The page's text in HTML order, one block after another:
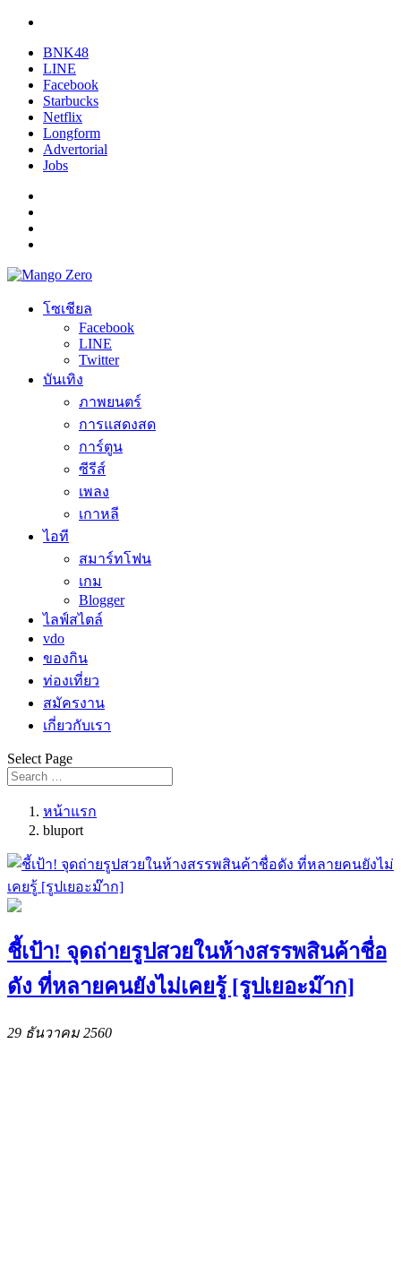
BNK48
LINE
Facebook
Starbucks
Netflix
Longform
Advertorial
Jobs
โซเชียล
Facebook
LINE
Twitter
บันเทิง
ภาพยนตร์
การแสดงสด
การ์ตูน
ซีรีส์
เพลง
เกาหลี
ไอที
สมาร์ทโฟน
เกม
Blogger
ไลฟ์สไตล์
vdo
ของกิน
ท่องเที่ยว
สมัครงาน
เกี่ยวกับเรา
Select Page
หน้าแรก
bluport
ชี้เป้า! จุดถ่ายรูปสวยในห้างสรรพสินค้าชื่อ
ดัง ที่หลายคนยังไม่เคยรู้ [รูปเยอะม๊าก]
29 ธันวาคม 2560